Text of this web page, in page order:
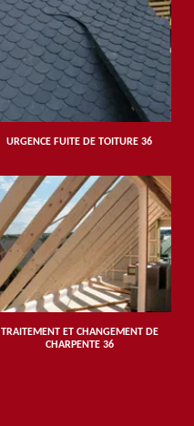
URGENCE FUITE DE TOITURE 36
TRAITEMENT ET CHANGEMENT DE
CHARPENTE 36